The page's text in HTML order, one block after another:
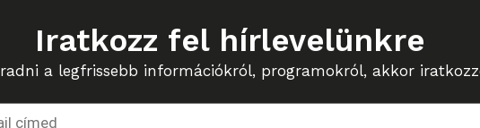
Iratkozz fel hírlevelünkre
a legfrissebb információkról, programokról, akkor